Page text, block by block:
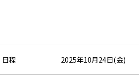
日程 2025年10月24日(金)